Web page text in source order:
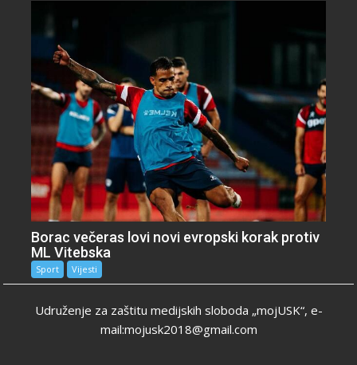
Borac večeras lovi novi evropski korak protiv
ML Vitebska
Sport Vijesti
Udruženje za zaštitu medijskih sloboda „mojUSK“, e-
mail:mojusk2018@gmail.com